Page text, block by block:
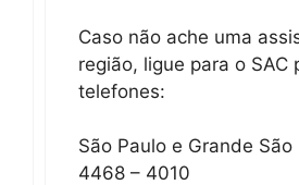
Caso não ache uma
região, ligue para o SAC
telefones:
São Paulo e Grande São
4468 – 4010